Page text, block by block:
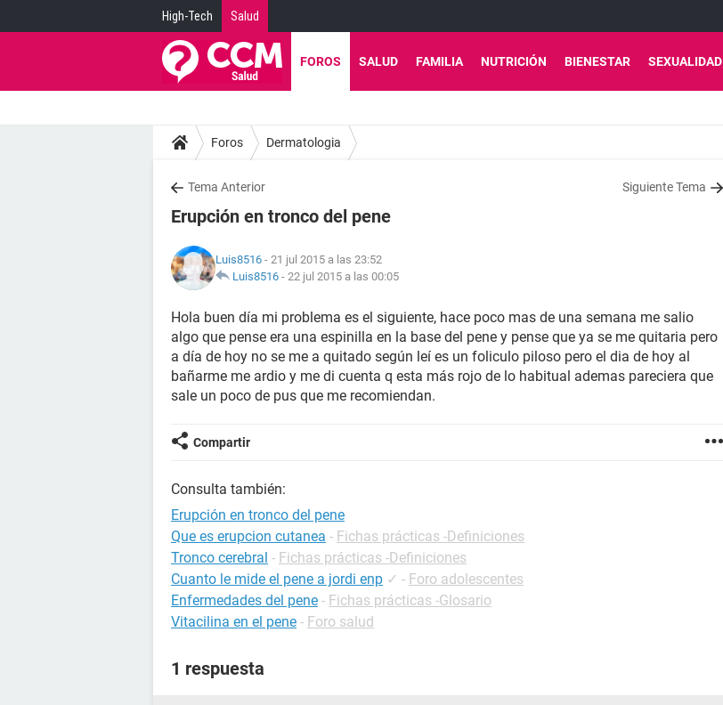
High-Tech Salud
FOROS SALUD FAMILIA NUTRICIÓN BIENESTAR SEXUALIDAD
Foros Dermatologia
Tema Anterior Siguiente Tema
Erupción en tronco del pene
Luis8516 - 21 jul 2015 a las 23:52
Luis8516 - 22 jul 2015 a las 00:05
Hola buen día mi problema es el siguiente, hace poco mas de una semana me salio
algo que pense era una espinilla en la base del pene y pense que ya se me quitaria pero
a día de hoy no se me a quitado según leí es un foliculo piloso pero el dia de hoy al
bañarme me ardio y me di cuenta q esta más rojo de lo habitual ademas pareciera que
sale un poco de pus que me recomiendan.
Compartir
Consulta también:
Erupción en tronco del pene
Que es erupcion cutanea - Fichas prácticas -Definiciones
Tronco cerebral - Fichas prácticas -Definiciones
Cuanto le mide el pene a jordi enp ✓ - Foro adolescentes
Enfermedades del pene - Fichas prácticas -Glosario
Vitacilina en el pene - Foro salud
1 respuesta